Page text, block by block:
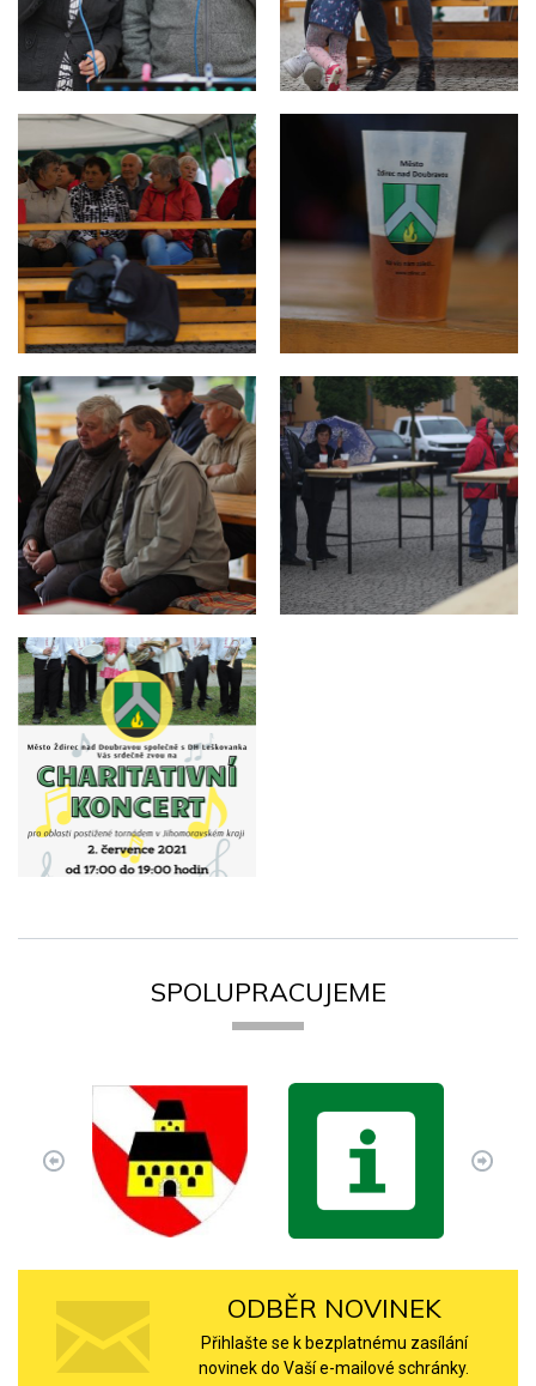
SPOLUPRACUJEME
ODBĚR NOVINEK
Přihlašte se k bezplatnému zasílání
novinek do Vaší e-mailové schránky.